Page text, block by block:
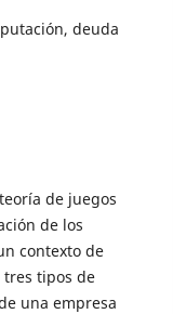
deuda
de juegos
de los
contexto de
tres tipos de
una empresa